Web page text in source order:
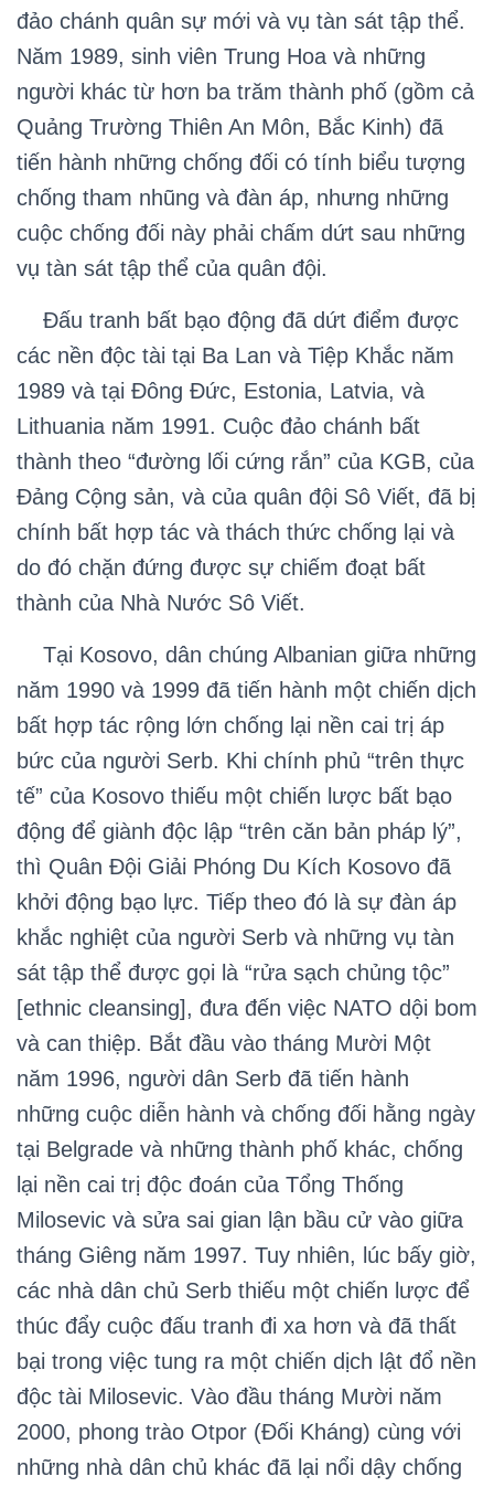
đảo chánh quân sự mới và vụ tàn sát tập thể.
Năm 1989, sinh viên Trung Hoa và những
người khác từ hơn ba trăm thành phố (gồm cả
Quảng Trường Thiên An Môn, Bắc Kinh) đã
tiến hành những chống đối có tính biểu tượng
chống tham nhũng và đàn áp, nhưng những
cuộc chống đối này phải chấm dứt sau những
vụ tàn sát tập thể của quân đội.
Đấu tranh bất bạo động đã dứt điểm được
các nền độc tài tại Ba Lan và Tiệp Khắc năm
1989 và tại Đông Đức, Estonia, Latvia, và
Lithuania năm 1991. Cuộc đảo chánh bất
thành theo “đường lối cứng rắn” của KGB, của
Đảng Cộng sản, và của quân đội Sô Viết, đã bị
chính bất hợp tác và thách thức chống lại và
do đó chặn đứng được sự chiếm đoạt bất
thành của Nhà Nước Sô Viết.
Tại Kosovo, dân chúng Albanian giữa những
năm 1990 và 1999 đã tiến hành một chiến dịch
bất hợp tác rộng lớn chống lại nền cai trị áp
bức của người Serb. Khi chính phủ “trên thực
tế” của Kosovo thiếu một chiến lược bất bạo
động để giành độc lập “trên căn bản pháp lý”,
thì Quân Đội Giải Phóng Du Kích Kosovo đã
khởi động bạo lực. Tiếp theo đó là sự đàn áp
khắc nghiệt của người Serb và những vụ tàn
sát tập thể được gọi là “rửa sạch chủng tộc”
[ethnic cleansing], đưa đến việc NATO dội bom
và can thiệp. Bắt đầu vào tháng Mười Một
năm 1996, người dân Serb đã tiến hành
những cuộc diễn hành và chống đối hằng ngày
tại Belgrade và những thành phố khác, chống
lại nền cai trị độc đoán của Tổng Thống
Milosevic và sửa sai gian lận bầu cử vào giữa
tháng Giêng năm 1997. Tuy nhiên, lúc bấy giờ,
các nhà dân chủ Serb thiếu một chiến lược để
thúc đẩy cuộc đấu tranh đi xa hơn và đã thất
bại trong việc tung ra một chiến dịch lật đổ nền
độc tài Milosevic. Vào đầu tháng Mười năm
2000, phong trào Otpor (Đối Kháng) cùng với
những nhà dân chủ khác đã lại nổi dậy chống